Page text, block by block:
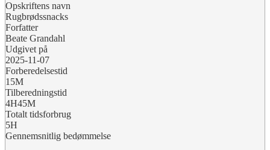
Opskriftens navn
Rugbrødssnacks
Forfatter
Beate Grandahl
Udgivet på
2025-11-07
Forberedelsestid
15M
Tilberedningstid
4H45M
Totalt tidsforbrug
5H
Gennemsnitlig bedømmelse